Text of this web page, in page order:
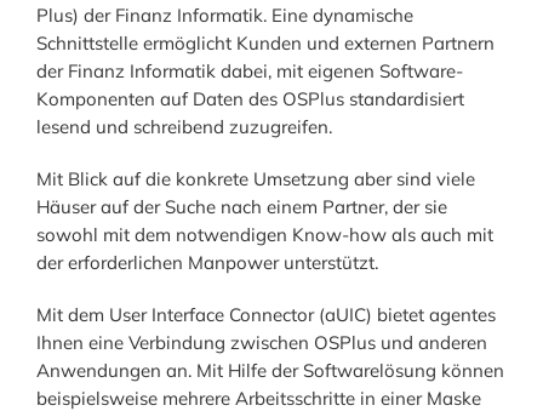
Plus) der Finanz Informatik. Eine dynamische
Schnittstelle ermöglicht Kunden und externen Partnern
der Finanz Informatik dabei, mit eigenen Software-
Komponenten auf Daten des OSPlus standardisiert
lesend und schreibend zuzugreifen.
Mit Blick auf die konkrete Umsetzung aber sind viele
Häuser auf der Suche nach einem Partner, der sie
sowohl mit dem notwendigen Know-how als auch mit
der erforderlichen Manpower unterstützt.
Mit dem User Interface Connector (aUIC) bietet agentes
Ihnen eine Verbindung zwischen OSPlus und anderen
Anwendungen an. Mit Hilfe der Softwarelösung können
beispielsweise mehrere Arbeitsschritte in einer Maske